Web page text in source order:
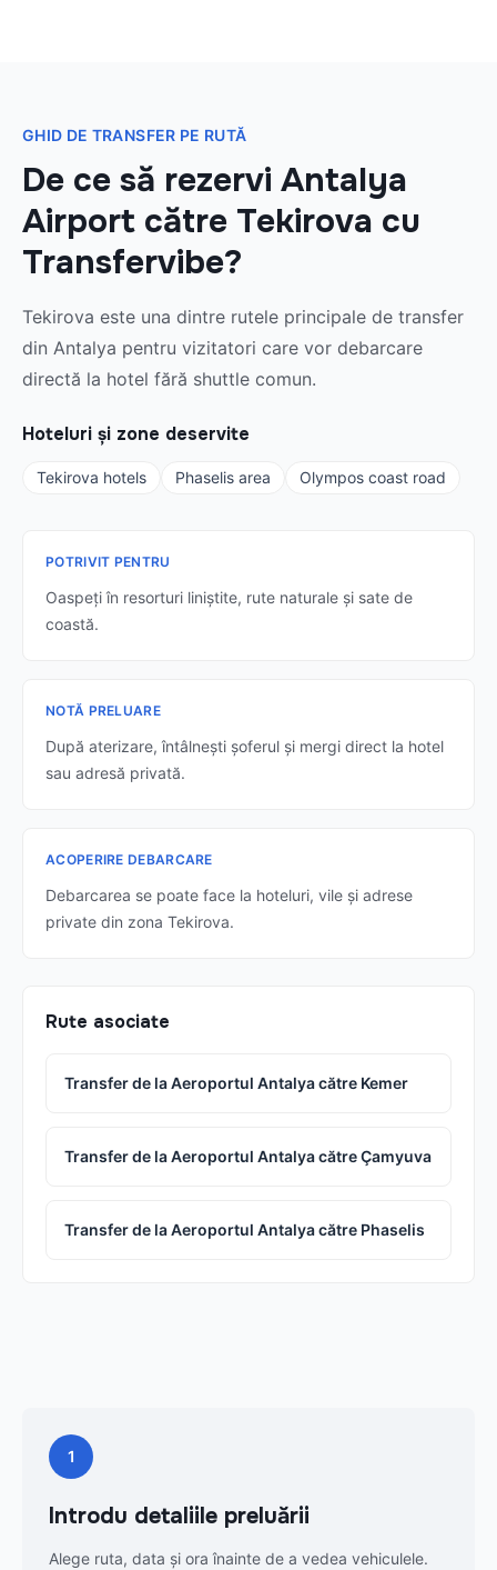
GHID DE TRANSFER PE RUTĂ
De ce să rezervi Antalya
Airport către Tekirova cu
Transfervibe?
Tekirova este una dintre rutele principale de transfer
din Antalya pentru vizitatori care vor debarcare
directă la hotel fără shuttle comun.
Hoteluri și zone deservite
Tekirova hotels Phaselis area Olympos coast road
POTRIVIT PENTRU
Oaspeți în resorturi liniștite, rute naturale și sate de
coastă.
NOTĂ PRELUARE
După aterizare, întâlnești șoferul și mergi direct la hotel
sau adresă privată.
ACOPERIRE DEBARCARE
Debarcarea se poate face la hoteluri, vile și adrese
private din zona Tekirova.
Rute asociate
Transfer de la Aeroportul Antalya către Kemer
Transfer de la Aeroportul Antalya către Çamyuva
Transfer de la Aeroportul Antalya către Phaselis
1
Introdu detaliile preluării
Alege ruta, data și ora înainte de a vedea vehiculele.